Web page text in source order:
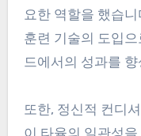
요한 역할을 했습
훈련 기술의 도입
드에서의 성과를
또한, 정신적 컨디